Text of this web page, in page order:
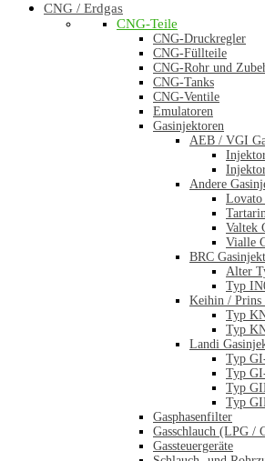
CNG / Erdgas
CNG-Teile
CNG-Druckregler
CNG-Füllteile
CNG-Rohr und
CNG-Tanks
CNG-Ventile
Emulatoren
Gasinjektoren
AEB / VGI
Andere
Lovato
Valtek
Vialle
BRC
Alter
Typ
Keihin / Prins
Typ
Typ
Landi
Typ
Typ
Typ
Typ
Gasphasenfilter
Gasschlauch (LPG /
Gassteuergeräte